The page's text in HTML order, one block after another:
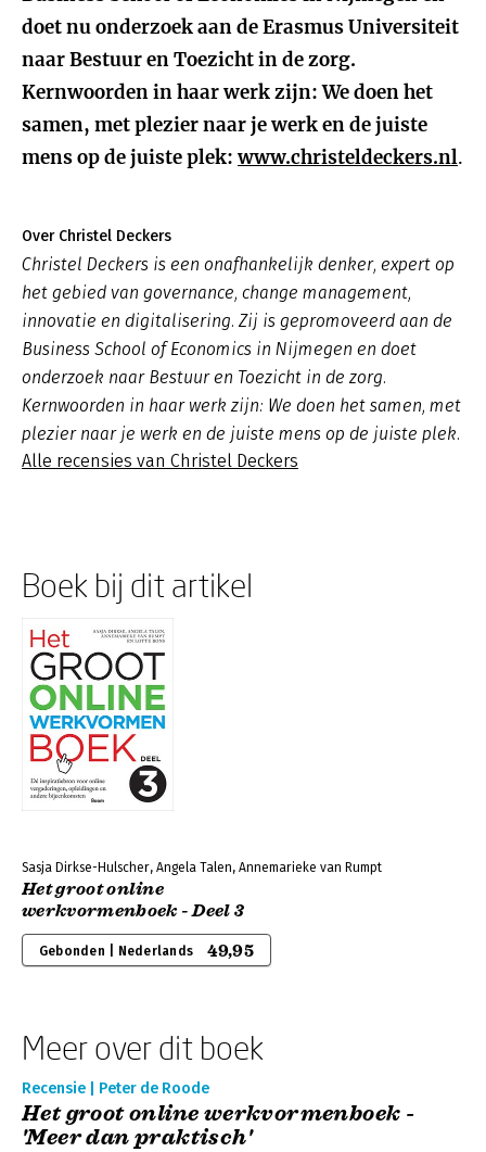
doet nu onderzoek aan de Erasmus Universiteit
naar Bestuur en Toezicht in de zorg.
Kernwoorden in haar werk zijn: We doen het
samen, met plezier naar je werk en de juiste
mens op de juiste plek: www.christeldeckers.nl.
Over Christel Deckers
Christel Deckers is een onafhankelijk denker, expert op
het gebied van governance, change management,
innovatie en digitalisering. Zij is gepromoveerd aan de
Business School of Economics in Nijmegen en doet
onderzoek naar Bestuur en Toezicht in de zorg.
Kernwoorden in haar werk zijn: We doen het samen, met
plezier naar je werk en de juiste mens op de juiste plek.
Alle recensies van Christel Deckers
Boek bij dit artikel
Sasja Dirkse-Hulscher, Angela Talen, Annemarieke van Rumpt
Het groot online
werkvormenboek - Deel 3
Gebonden | Nederlands 49,95
Meer over dit boek
Recensie | Peter de Roode
Het groot online werkvormenboek -
'Meer dan praktisch'